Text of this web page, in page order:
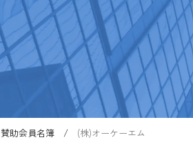
賛助会員名簿 (株)オーケーエム